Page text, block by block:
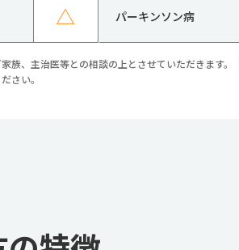
△ パーキンソン病
族、主治医等との相談の上とさせていただきます
さい。